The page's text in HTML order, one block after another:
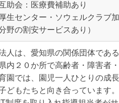
助会：医療費補助あり
生センター・ソウェルクラブ
野の割安サービスあり）
法人は、愛知県の関係団体であ
内２０か所で高齢者・障害者
育園では、園児一人ひとりの成
どもたちと向き合っています。